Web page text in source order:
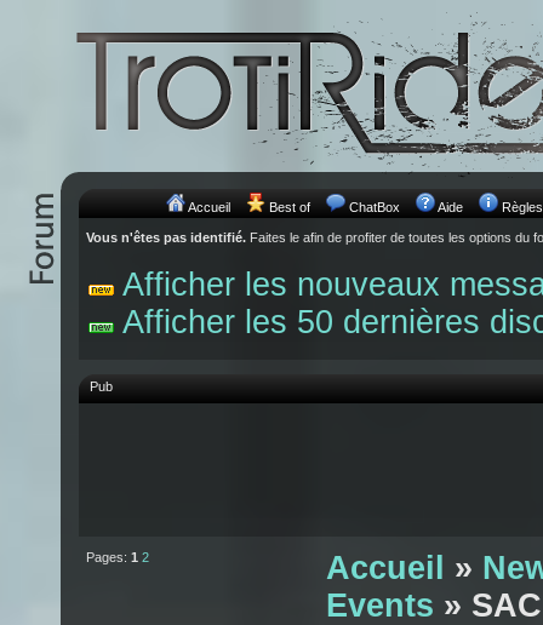
Accueil Best of ChatBox Aide Règles
Vous n'êtes pas identifié. Faites le afin de profiter de toutes les options du
Afficher les nouveaux
Afficher les 50 dernières
Pub
Pages: 1 2 Accueil »
Events »